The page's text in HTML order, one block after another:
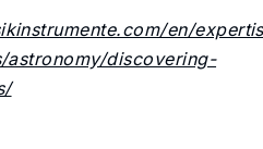
en/
discovering-